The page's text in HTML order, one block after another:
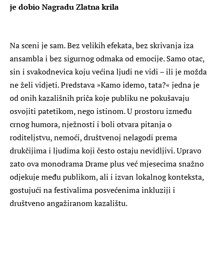
je dobio Nagradu Zlatna krila
Na sceni je sam. Bez velikih efekata, bez skrivanja iza
ansambla i bez sigurnog odmaka od emocije. Samo otac,
sin i svakodnevica koju većina ljudi ne vidi – ili je možda
ne želi vidjeti. Predstava »Kamo idemo, tata?« jedna je
od onih kazališnih priča koje publiku ne pokušavaju
osvojiti patetikom, nego istinom. U prostoru između
crnog humora, nježnosti i boli otvara pitanja o
roditeljstvu, nemoći, društvenoj nelagodi prema
drukčijima i ljudima koji često ostaju nevidljivi. Upravo
zato ova monodrama Drame plus već mjesecima snažno
odjekuje među publikom, ali i izvan lokalnog konteksta,
gostujući na festivalima posvećenima inkluziji i
društveno angažiranom kazalištu.